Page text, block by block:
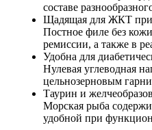
составе
Щадящая для ЖКТ при
Постное филе без
ремиссии, а также в
Удобна для
Нулевая углеводная
цельнозерновым
Таурин и
Морская рыба
удобной при